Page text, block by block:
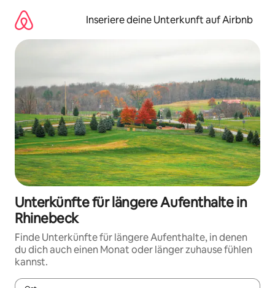
Inhalten
springen
Inseriere deine Unterkunft auf Airbnb
Unterkünfte für längere Aufenthalte in
Rhinebeck
Finde Unterkünfte für längere Aufenthalte, in denen
du dich auch einen Monat oder länger zuhause fühlen
kannst.